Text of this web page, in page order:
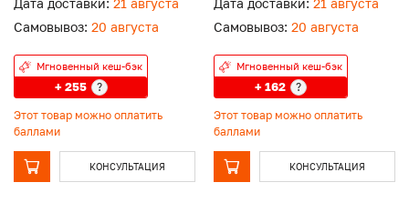
Дата доставки: 21 августа
Самовывоз: 20 августа
Мгновенный кеш-бэк
+ 255 ?
Этот товар можно оплатить
баллами
КОНСУЛЬТАЦИЯ
Дата доставки: 21 августа
Самовывоз: 20 августа
Мгновенный кеш-бэк
+ 162 ?
Этот товар можно оплатить
баллами
КОНСУЛЬТАЦИЯ